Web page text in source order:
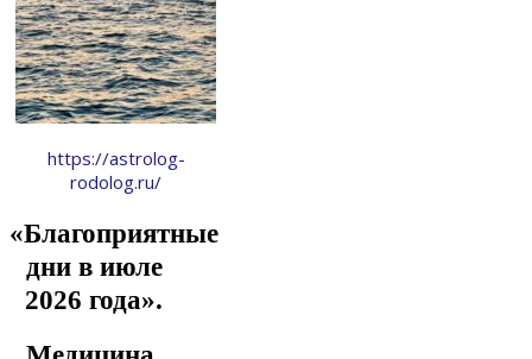
https://astrolog-
rodolog.ru/
«Благоприятные
дни в июле
2026 года».